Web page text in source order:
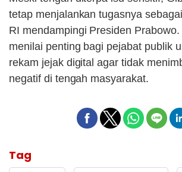
tetap menjalankan tugasnya
RI mendampingi Presiden
menilai penting bagi pejabat publik
rekam jejak digital agar tidak
negatif di tengah masyarakat.
Tag